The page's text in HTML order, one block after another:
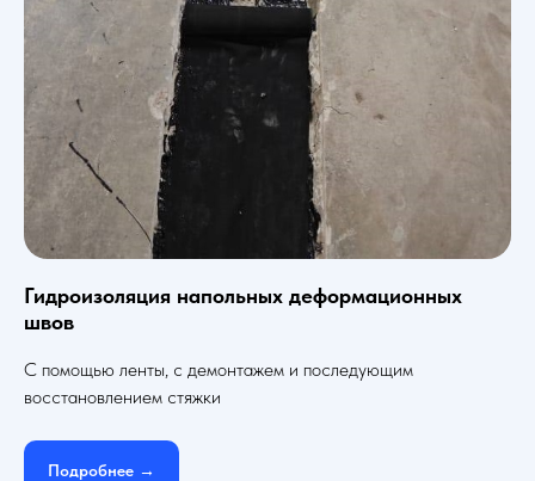
Гидроизоляция напольных деформационных
швов
С помощью ленты, с демонтажем и последующим
восстановлением стяжки
Подробнее →